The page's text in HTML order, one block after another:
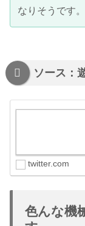
なりそうです。
ソース：
twitter.com
色んな機